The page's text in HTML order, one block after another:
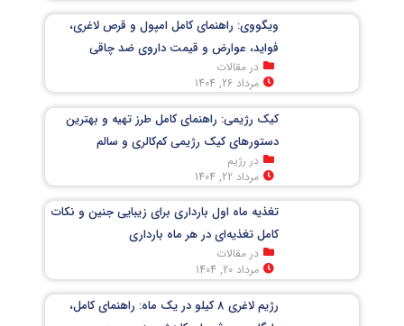
ویگووی: راهنمای کامل امپول و قرص لاغری،
فواید، عوارض و قیمت داروی ضد چاقی
در مقالات
مرداد 26, 1404
کیک رژیمی: راهنمای کامل طرز تهیه و بهترین
دستورهای کیک رژیمی کم‌کالری و سالم
در رژیم
مرداد 22, 1404
تغذیه ماه اول بارداری برای زیبایی جنین و نکات
کامل تغذیه‌ای در هر ماه بارداری
در مقالات
مرداد 20, 1404
رژیم لاغری 8 کیلو در یک ماه: راهنمای کامل،